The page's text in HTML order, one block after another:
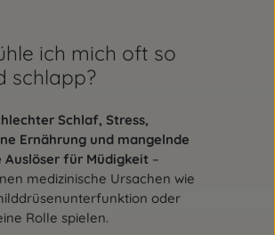
ich mich oft so
schlapp?
Schlaf, Stress,
Ernährung und mangelnde
Auslöser für Müdigkeit –
medizinische Ursachen wie
oder
Rolle spielen.